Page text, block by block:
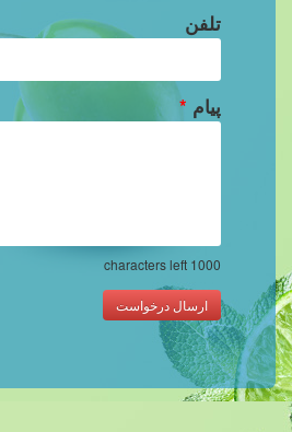
تلفن
پیام *
1000
ارسال درخواست